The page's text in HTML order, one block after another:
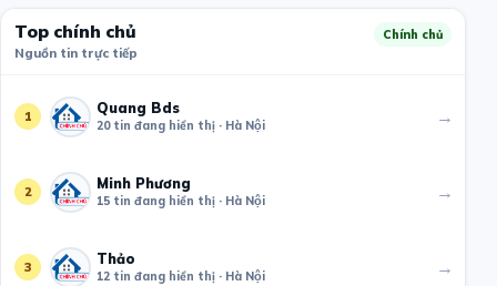
Top chính chủ
Nguồn tin trực tiếp
Chính chủ
1 Quang Bds
20 tin đang hiển thị · Hà Nội →
2 Minh Phương
15 tin đang hiển thị · Hà Nội →
3 Thảo
12 tin đang hiển thị · Hà Nội →